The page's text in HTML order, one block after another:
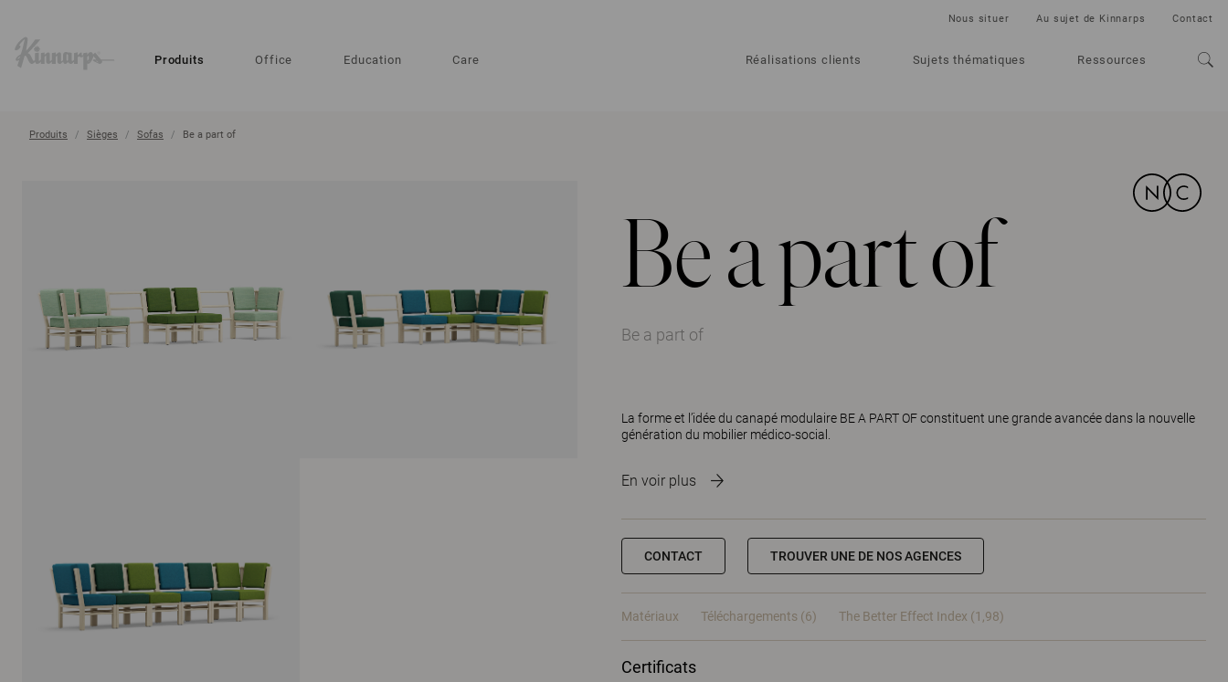
Produits Office Education Care Réalisations clients Sujets thématiques Ressources
Nous situer Au sujet de Kinnarps Contact
Produits Sièges Sofas Be a part of
Be a part of
Be a part of
La forme et l’idée du canapé modulaire BE A PART OF constituent une grande avancée dans la nouvelle
génération du mobilier médico-social.
En voir plus
CONTACT TROUVER UNE DE NOS AGENCES
Matériaux Téléchargements (6) The Better Effect Index (1,98)
Certificats